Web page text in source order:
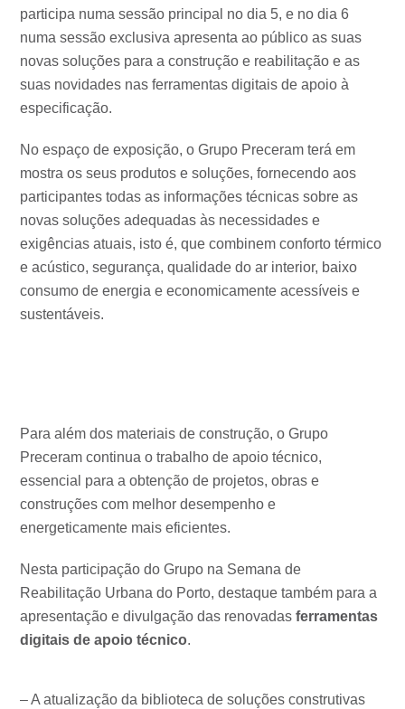
participa numa sessão principal no dia 5, e no dia 6
numa sessão exclusiva apresenta ao público as suas
novas soluções para a construção e reabilitação e as
suas novidades nas ferramentas digitais de apoio à
especificação.
No espaço de exposição, o Grupo Preceram terá em
mostra os seus produtos e soluções, fornecendo aos
participantes todas as informações técnicas sobre as
novas soluções adequadas às necessidades e
exigências atuais, isto é, que combinem conforto térmico
e acústico, segurança, qualidade do ar interior, baixo
consumo de energia e economicamente acessíveis e
sustentáveis.
Para além dos materiais de construção, o Grupo
Preceram continua o trabalho de apoio técnico,
essencial para a obtenção de projetos, obras e
construções com melhor desempenho e
energeticamente mais eficientes.
Nesta participação do Grupo na Semana de
Reabilitação Urbana do Porto, destaque também para a
apresentação e divulgação das renovadasferramentas
digitais de apoio técnico.
– A atualização da biblioteca de soluções construtivas